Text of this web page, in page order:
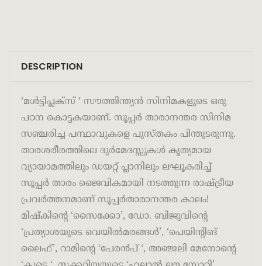
DESCRIPTION
‘മൾട്ടിപ്ലക്സ് ‘ സൗത്തിന്ത്യൻ സിനിമകളുടെ ഒരു
പഠന കൊട്ടകയാണ്. സൂപ്പർ താരാനന്തര സിനിമ
സഞ്ചരിച്ച പന്ഥാവുകളെ പുസ്തകം പിന്തുടരുന്നു.
താരശരീരത്തിലെ ദുർമേദസ്സുകൾ കൃത്യമായ
വ്യായാമത്തിലും ഡയറ്റ് പ്ലാനിലും ലഘൂകരിച്ച്
സൂപ്പർ താരം ജൈവികമായി നടത്തുന്ന രാഷ്ട്രീയ
പ്രവർത്തനമാണ് സൂപ്പർതാരാനന്തര കാലം!
മിഷ്കിൻ്റെ ‘സൈക്കോ’, ഡോ. ബിജുവിൻ്റെ
‘പ്രത്യാശയുടെ വെയിൽമരങ്ങൾ’, ‘പെയിൻ്റിങ്
ലൈഫ്’, റാമിൻ്റെ ‘പേരൻപ് ‘, അഞ്ജലി മേനോൻ്റെ